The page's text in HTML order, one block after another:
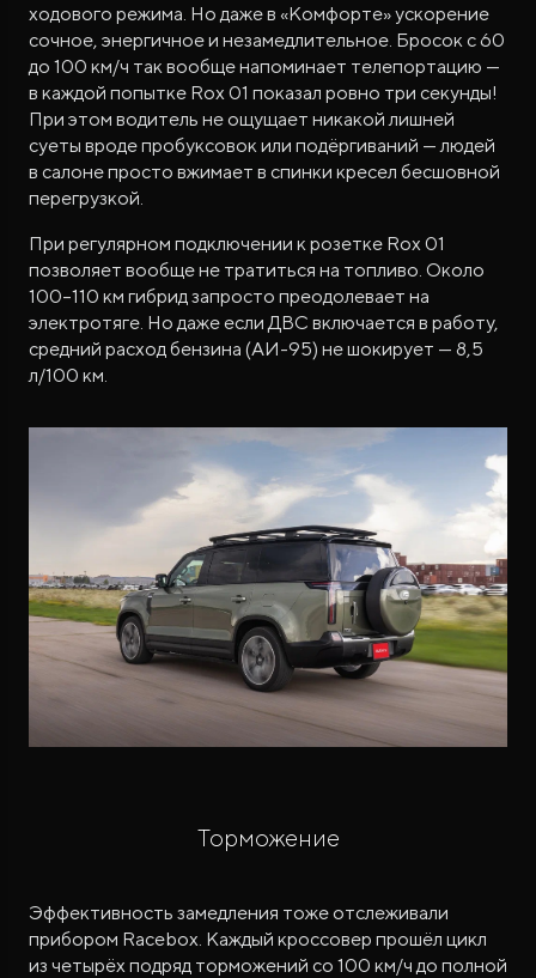
ходового режима. Но даже в «Комфорте» ускорение
сочное, энергичное и незамедлительное. Бросок с 60
до 100 км/ч так вообще напоминает телепортацию —
в каждой попытке Rox 01 показал ровно три секунды!
При этом водитель не ощущает никакой лишней
суеты вроде пробуксовок или подёргиваний — людей
в салоне просто вжимает в спинки кресел бесшовной
перегрузкой.
При регулярном подключении к розетке Rox 01
позволяет вообще не тратиться на топливо. Около
100–110 км гибрид запросто преодолевает на
электротяге. Но даже если ДВС включается в работу,
средний расход бензина (АИ-95) не шокирует — 8,5
л/100 км.
Торможение
Эффективность замедления тоже отслеживали
прибором Racebox. Каждый кроссовер прошёл цикл
из четырёх подряд торможений со 100 км/ч до полной